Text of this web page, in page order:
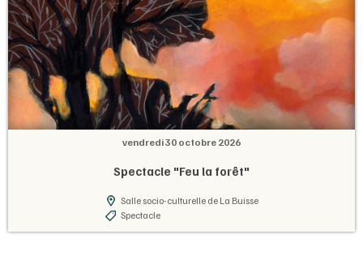
vendredi 30 octobre 2026
Spectacle "Feu la forêt"
Salle socio-culturelle de La Buisse
Spectacle